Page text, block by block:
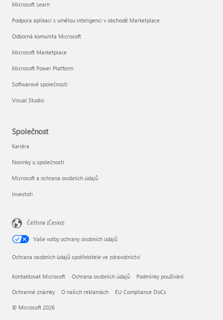
Microsoft Learn
Podpora aplikací s umělou inteligenci v obchodě Marketplace
Odborná komunita Microsoft
Microsoft Marketplace
Microsoft Power Platform
Softwarové společnosti
Visual Studio
Společnost
Kariéra
Novinky u společnosti
Microsoft a ochrana osobních údajů
Investoři
Čeština (Česko)
Vaše volby ochrany osobních údajů
Ochrana osobních údajů spotřebitele ve zdravotnictví
Kontaktovat Microsoft Ochrana osobních údajů Podmínky používání
Ochranné známky O našich reklamách EU Compliance DoCs
© Microsoft 2026